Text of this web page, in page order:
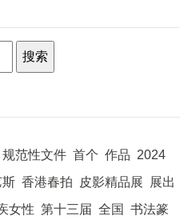
规范性文件 首个 作品 2024
斯 香港春拍 皮影精品展
展出
女性 第十三届 全国
书法篆